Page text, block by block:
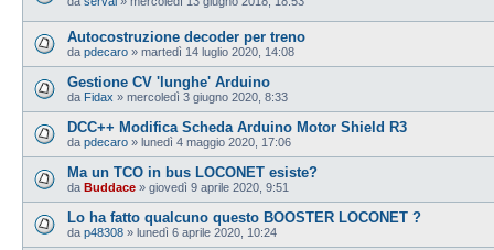
Autocostruzione decoder per treno
da pdecaro » martedì 14 luglio 2020, 14:08
Gestione CV 'lunghe' Arduino
da Fidax » mercoledì 3 giugno 2020, 8:33
DCC++ Modifica Scheda Arduino Motor Shield R3
da pdecaro » lunedì 4 maggio 2020, 17:06
Ma un TCO in bus LOCONET esiste?
da Buddace » giovedì 9 aprile 2020, 9:51
Lo ha fatto qualcuno questo BOOSTER LOCONET ?
da p48308 » lunedì 6 aprile 2020, 10:24